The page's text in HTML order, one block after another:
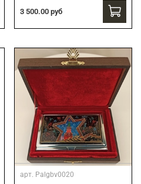
3 500.00 руб
арт. Palgbv0020